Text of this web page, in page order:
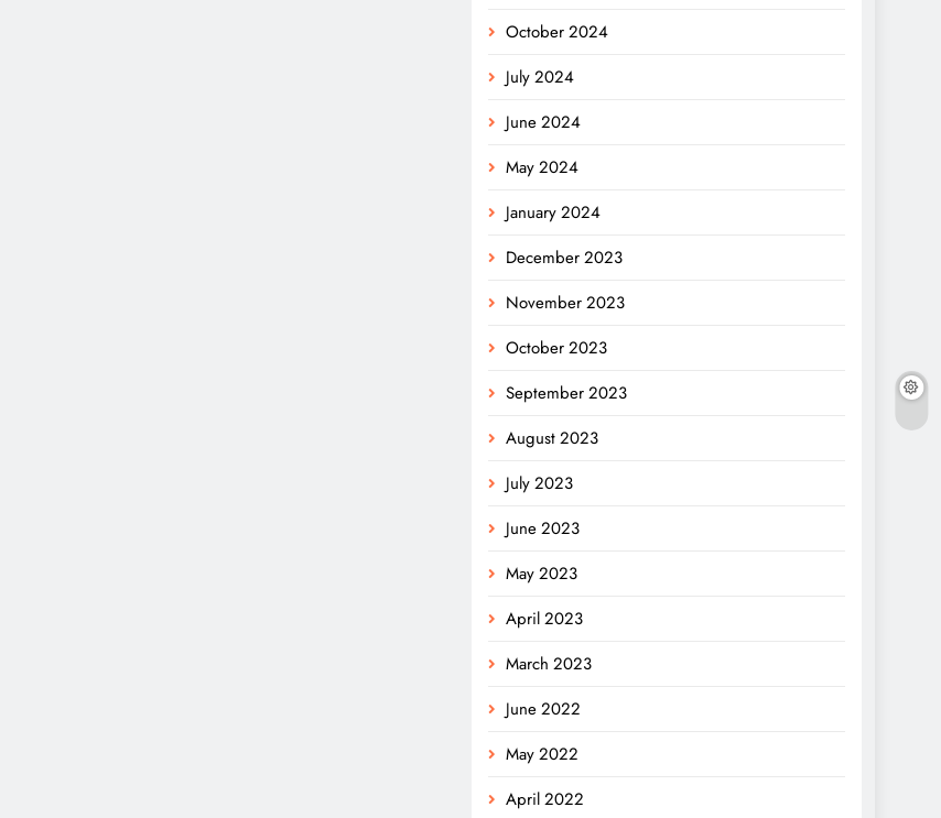
October 2024
July 2024
June 2024
May 2024
January 2024
December 2023
November 2023
October 2023
September 2023
August 2023
July 2023
June 2023
May 2023
April 2023
March 2023
June 2022
May 2022
April 2022